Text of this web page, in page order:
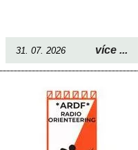
31. 07. 2026 více ...